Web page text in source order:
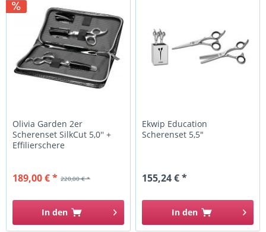
Olivia Garden 2er
Scherenset SilkCut 5,0'' +
Effilierschere
220,00 € *
189,00 € *
In den
Ekwip Education
Scherenset 5,5"
155,24 € *
In den